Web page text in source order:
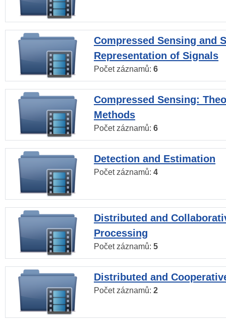
Compressed Sensing and
Representation of Signals
Počet záznamů: 6
Compressed Sensing:
Methods
Počet záznamů: 6
Detection and Estimation
Počet záznamů: 4
Distributed and
Processing
Počet záznamů: 5
Distributed and
Počet záznamů: 2